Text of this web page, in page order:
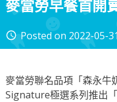
麥當勞早餐首開
access_time Posted on 2022-05-31
麥當勞聯名品項「森永牛
Signature極選系列推出